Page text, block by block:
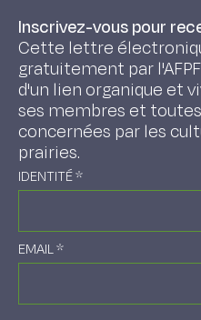
Inscrivez-vous pour
Cette lettre
gratuitement par
d'un lien organique et
ses membres et
concernées par les
prairies.
IDENTITÉ*
EMAIL*